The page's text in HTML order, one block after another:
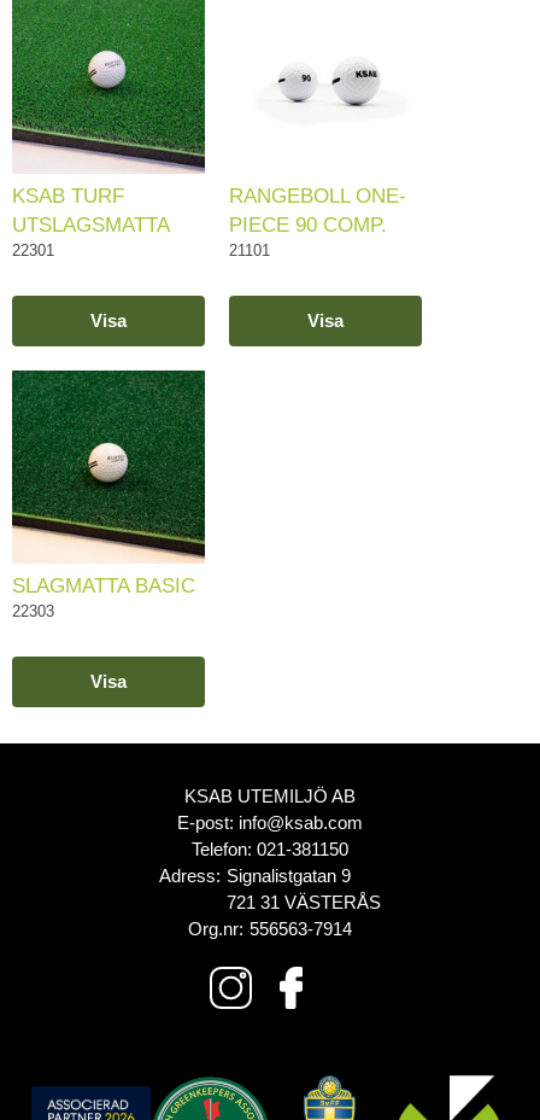
KSAB TURF
UTSLAGSMATTA
22301
Visa
RANGEBOLL ONE-
PIECE 90 COMP.
21101
Visa
SLAGMATTA BASIC
22303
Visa
KSAB UTEMILJÖ AB
E-post: info@ksab.com
Telefon: 021-381150
Adress: Signalistgatan 9
721 31 VÄSTERÅS
Org.nr: 556563-7914